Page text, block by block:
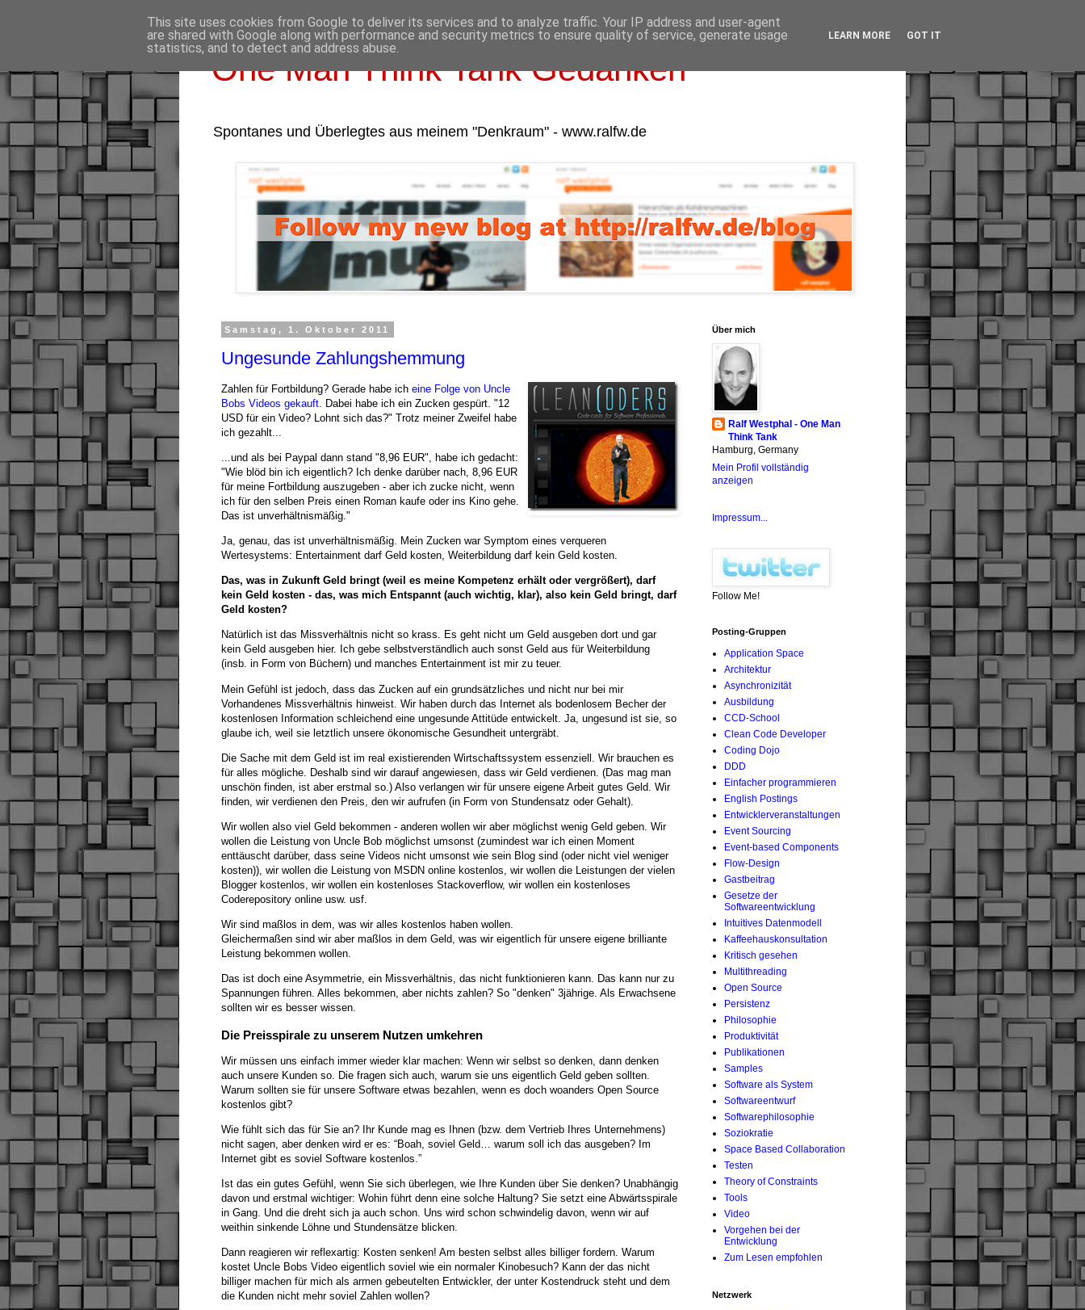
One Man Think Tank Gedanken
Spontanes und Überlegtes aus meinem "Denkraum" - www.ralfw.de
Samstag, 1. Oktober 2011
Ungesunde Zahlungshemmung
Zahlen für Fortbildung? Gerade habe ich eine Folge von Uncle
Bobs Videos gekauft . Dabei habe ich ein Zucken gespürt. "12
USD für ein Video? Lohnt sich das?" Trotz meiner Zweifel habe
ich gezahlt...
...und als bei Paypal dann stand "8,96 EUR", habe ich gedacht:
"Wie blöd bin ich eigentlich? Ich denke darüber nach, 8,96 EUR
für meine Fortbildung auszugeben - aber ich zucke nicht, wenn
ich für den selben Preis einen Roman kaufe oder ins Kino gehe.
Das ist unverhältnismäßig."
Ja, genau, das ist unverhältnismäßig. Mein Zucken war Symptom eines verqueren
Wertesystems: Entertainment darf Geld kosten, Weiterbildung darf kein Geld kosten.
Das, was in Zukunft Geld bringt (weil es meine Kompetenz erhält oder vergrößert), darf
kein Geld kosten - das, was mich Entspannt (auch wichtig, klar), also kein Geld bringt, darf
Geld kosten?
Natürlich ist das Missverhältnis nicht so krass. Es geht nicht um Geld ausgeben dort und gar
kein Geld ausgeben hier. Ich gebe selbstverständlich auch sonst Geld aus für Weiterbildung
(insb. in Form von Büchern) und manches Entertainment ist mir zu teuer.
Mein Gefühl ist jedoch, dass das Zucken auf ein grundsätzliches und nicht nur bei mir
Vorhandenes Missverhältnis hinweist. Wir haben durch das Internet als bodenlosem Becher der
kostenlosen Information schleichend eine ungesunde Attitüde entwickelt. Ja, ungesund ist sie, so
glaube ich, weil sie letztlich unsere ökonomische Gesundheit untergräbt.
Die Sache mit dem Geld ist im real existierenden Wirtschaftssystem essenziell. Wir brauchen es
für alles mögliche. Deshalb sind wir darauf angewiesen, dass wir Geld verdienen. (Das mag man
unschön finden, ist aber erstmal so.) Also verlangen wir für unsere eigene Arbeit gutes Geld. Wir
finden, wir verdienen den Preis, den wir aufrufen (in Form von Stundensatz oder Gehalt).
Wir wollen also viel Geld bekommen - anderen wollen wir aber möglichst wenig Geld geben. Wir
wollen die Leistung von Uncle Bob möglichst umsonst (zumindest war ich einen Moment
enttäuscht darüber, dass seine Videos nicht umsonst wie sein Blog sind (oder nicht viel weniger
kosten)), wir wollen die Leistung von MSDN online kostenlos, wir wollen die Leistungen der vielen
Blogger kostenlos, wir wollen ein kostenloses Stackoverflow, wir wollen ein kostenloses
Coderepository online usw. usf.
Wir sind maßlos in dem, was wir alles kostenlos haben wollen.
Gleichermaßen sind wir aber maßlos in dem Geld, was wir eigentlich für unsere eigene brilliante
Leistung bekommen wollen.
Das ist doch eine Asymmetrie, ein Missverhältnis, das nicht funktionieren kann. Das kann nur zu
Spannungen führen. Alles bekommen, aber nichts zahlen? So "denken" 3jährige. Als Erwachsene
sollten wir es besser wissen.
Die Preisspirale zu unserem Nutzen umkehren
Wir müssen uns einfach immer wieder klar machen: Wenn wir selbst so denken, dann denken
auch unsere Kunden so. Die fragen sich auch, warum sie uns eigentlich Geld geben sollten.
Warum sollten sie für unsere Software etwas bezahlen, wenn es doch woanders Open Source
kostenlos gibt?
Wie fühlt sich das für Sie an? Ihr Kunde mag es Ihnen (bzw. dem Vertrieb Ihres Unternehmens)
nicht sagen, aber denken wird er es: “Boah, soviel Geld… warum soll ich das ausgeben? Im
Internet gibt es soviel Software kostenlos.”
Ist das ein gutes Gefühl, wenn Sie sich überlegen, wie Ihre Kunden über Sie denken? Unabhängig
davon und erstmal wichtiger: Wohin führt denn eine solche Haltung? Sie setzt eine Abwärtsspirale
in Gang. Und die dreht sich ja auch schon. Uns wird schon schwindelig davon, wenn wir auf
weithin sinkende Löhne und Stundensätze blicken.
Dann reagieren wir reflexartig: Kosten senken! Am besten selbst alles billiger fordern. Warum
kostet Uncle Bobs Video eigentlich soviel wie ein normaler Kinobesuch? Kann der das nicht
billiger machen für mich als armen gebeutelten Entwickler, der unter Kostendruck steht und dem
die Kunden nicht mehr soviel Zahlen wollen?
Über mich
Ralf Westphal - One Man
Think Tank
Hamburg, Germany
Mein Profil vollständig
anzeigen
Impressum...
Follow Me!
Posting-Gruppen
Application Space
Architektur
Asynchronizität
Ausbildung
CCD-School
Clean Code Developer
Coding Dojo
DDD
Einfacher programmieren
English Postings
Entwicklerveranstaltungen
Event Sourcing
Event-based Components
Flow-Design
Gastbeitrag
Gesetze der
Softwareentwicklung
Intuitives Datenmodell
Kaffeehauskonsultation
Kritisch gesehen
Multithreading
Open Source
Persistenz
Philosophie
Produktivität
Publikationen
Samples
Software als System
Softwareentwurf
Softwarephilosophie
Soziokratie
Space Based Collaboration
Testen
Theory of Constraints
Tools
Video
Vorgehen bei der
Entwicklung
Zum Lesen empfohlen
Netzwerk
This site uses cookies from Google to deliver its services and to analyze traffic. Your IP address and user-agent
are shared with Google along with performance and security metrics to ensure quality of service, generate usage
statistics, and to detect and address abuse.
LEARN MORE GOT IT